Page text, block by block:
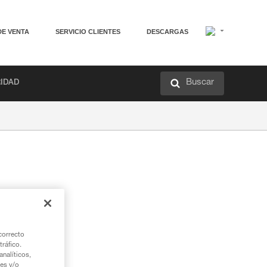
VENTA SERVICIO CLIENTES DESCARGAS
Buscar
y/o